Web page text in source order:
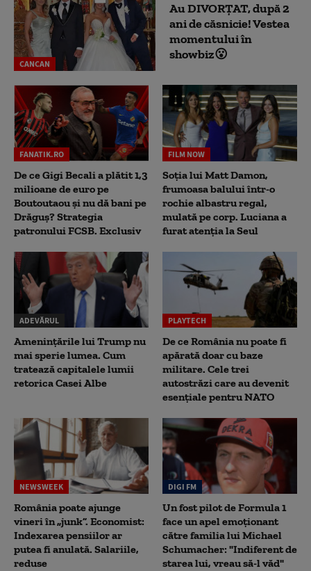
CANCAN
Au DIVORȚAT, după 2
ani de căsnicie! Vestea
momentului în
showbiz😮
FANATIK.RO
De ce Gigi Becali a plătit 1,3
milioane de euro pe
Boutoutaou și nu dă bani pe
Drăguș? Strategia
patronului FCSB. Exclusiv
FILM NOW
Soția lui Matt Damon,
frumoasa balului într-o
rochie albastru regal,
mulată pe corp. Luciana a
furat atenția la Seul
ADEVĂRUL
Amenințările lui Trump nu
mai sperie lumea. Cum
tratează capitalele lumii
retorica Casei Albe
PLAYTECH
De ce România nu poate fi
apărată doar cu baze
militare. Cele trei
autostrăzi care au devenit
esențiale pentru NATO
NEWSWEEK
România poate ajunge
vineri în „junk”. Economist:
Indexarea pensiilor ar
putea fi anulată. Salariile,
reduse
DIGI FM
Un fost pilot de Formula 1
face un apel emoționant
către familia lui Michael
Schumacher: "Indiferent de
starea lui, vreau să-l văd"